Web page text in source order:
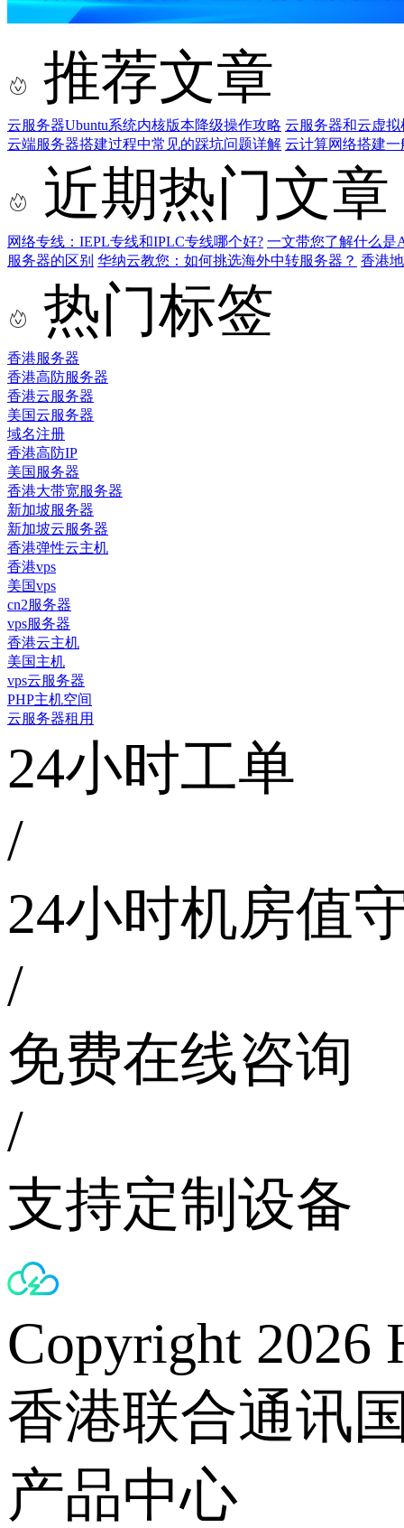
推荐文章
云服务器Ubuntu系统内核版本降级操作攻略 云服务器和云虚
云端服务器搭建过程中常见的踩坑问题详解 云计算网络搭建
近期热门文章
网络专线：IEPL专线和IPLC专线哪个好? 一文带您了解什么是
服务器的区别 华纳云教您：如何挑选海外中转服务器？ 香港
热门标签
香港服务器
香港高防服务器
香港云服务器
美国云服务器
域名注册
香港高防IP
美国服务器
香港大带宽服务器
新加坡服务器
新加坡云服务器
香港弹性云主机
香港vps
美国vps
cn2服务器
vps服务器
香港云主机
美国主机
vps云服务器
PHP主机空间
云服务器租用
24小时工单
/
24小时机房值
/
免费在线咨询
/
支持定制设备
Copyright 2026
香港联合通讯
产品中心